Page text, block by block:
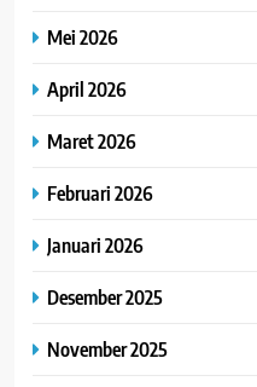
Mei 2026
April 2026
Maret 2026
Februari 2026
Januari 2026
Desember 2025
November 2025